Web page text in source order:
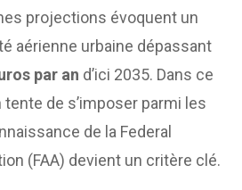
projections évoquent un
aérienne urbaine dépassant
par an d’ici 2035. Dans ce
de s’imposer parmi les
de la Federal
(FAA) devient un critère clé.